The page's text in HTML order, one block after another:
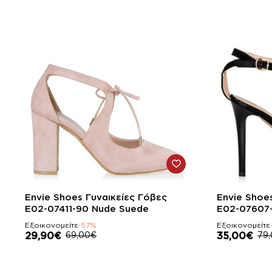
-57%
Envie Shoes Γυναικείες Γόβες
E02-07411-90 Nude Suede
Εξοικονομείτε-57%
29,90€ 69,00€
-56%
Envie
E02-
Εξοικονομείτε
35,00€